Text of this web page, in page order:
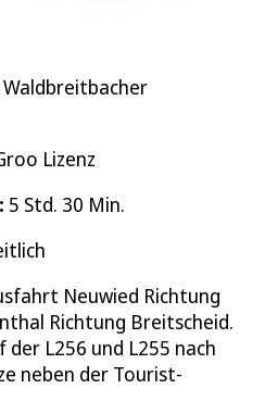
Lizenz
5 Std. 30 Min.
Neuwied Richtung
Richtung Breitscheid.
L256 und L255 nach
neben der Tourist-